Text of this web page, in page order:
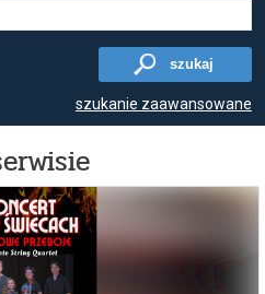
szukaj
szukanie zaawansowane